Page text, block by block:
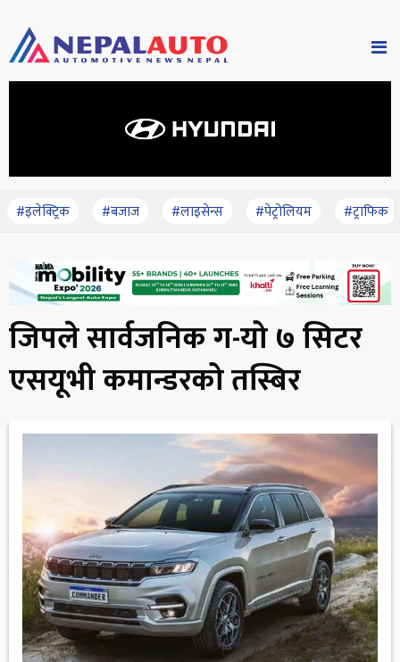
#इलेक्ट्रिक #बजाज #लाइसेन्स #पेट्रोलियम #ट्राफिक
जिपले सार्वजनिक ग-यो ७ सिटर
एसयूभी कमान्डरको तस्बिर